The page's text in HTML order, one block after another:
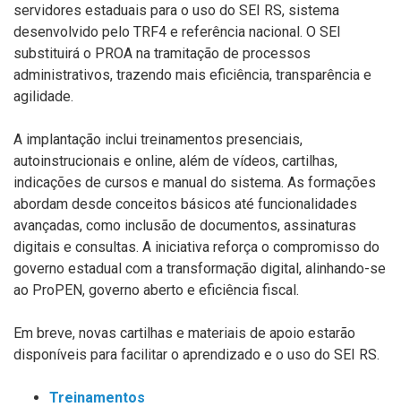
servidores estaduais para o uso do SEI RS, sistema
desenvolvido pelo TRF4 e referência nacional. O SEI
substituirá o PROA na tramitação de processos
administrativos, trazendo mais eficiência, transparência e
agilidade.
A implantação inclui treinamentos presenciais,
autoinstrucionais e online, além de vídeos, cartilhas,
indicações de cursos e manual do sistema. As formações
abordam desde conceitos básicos até funcionalidades
avançadas, como inclusão de documentos, assinaturas
digitais e consultas. A iniciativa reforça o compromisso do
governo estadual com a transformação digital, alinhando-se
ao ProPEN, governo aberto e eficiência fiscal.
Em breve, novas cartilhas e materiais de apoio estarão
disponíveis para facilitar o aprendizado e o uso do SEI RS.
Treinamentos